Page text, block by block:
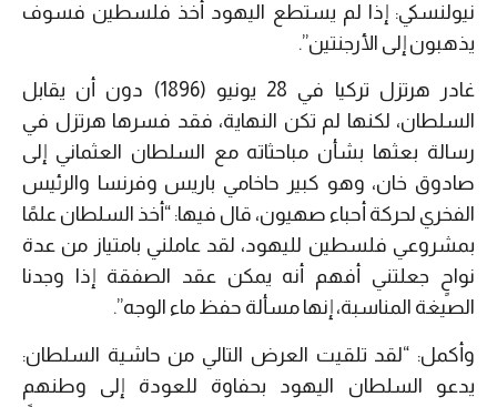
نيولنسكي: إذا لم يستطع اليهود أخذ فلسطين فسوف
يذهبون إلى الأرجنتين”.
غادر هرتزل تركيا في 28 يونيو (1896) دون أن يقابل
السلطان، لكنها لم تكن النهاية، فقد فسرها هرتزل في
رسالة بعثها بشأن مباحثاته مع السلطان العثماني إلى
صادوق خان، وهو كبير حاخامي باريس وفرنسا والرئيس
الفخري لحركة أحباء صهيون، قال فيها: “أخذ السلطان علمًا
بمشروعي فلسطين لليهود، لقد عاملني بامتياز من عدة
نواحٍ جعلتني أفهم أنه يمكن عقد الصفقة إذا وجدنا
الصيغة المناسبة، إنها مسألة حفظ ماء الوجه”.
وأكمل: “لقد تلقيت العرض التالي من حاشية السلطان:
يدعو السلطان اليهود بحفاوة للعودة إلى وطنهم